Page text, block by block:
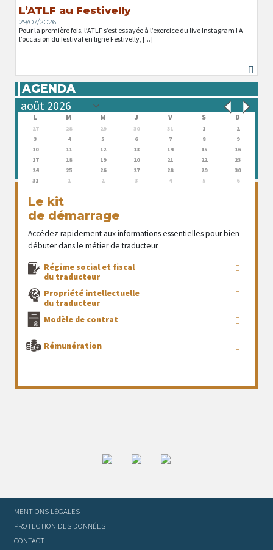
L’ATLF au Festivelly
29/07/2026
Pour la première fois, l’ATLF s’est essayée à l’exercice du live Instagram ! A
l’occasion du festival en ligne Festivelly, [...]
AGENDA
L M M J V S D
27 28 29 30 31 1
2
3
4 5 6 7 8
9
10
11 12 13 14 15
16
17
18 19 20 21 22
23
24
25 26 27 28 29
30
31
1 2 3 4 5 6
Le kit
de démarrage
Accédez rapidement aux informations essentielles pour bien
débuter dans le métier de traducteur.
Régime social et fiscal
du traducteur
Propriété intellectuelle
du traducteur
Modèle de contrat
Rémunération
MENTIONS LÉGALES
PROTECTION DES DONNÉES
CONTACT